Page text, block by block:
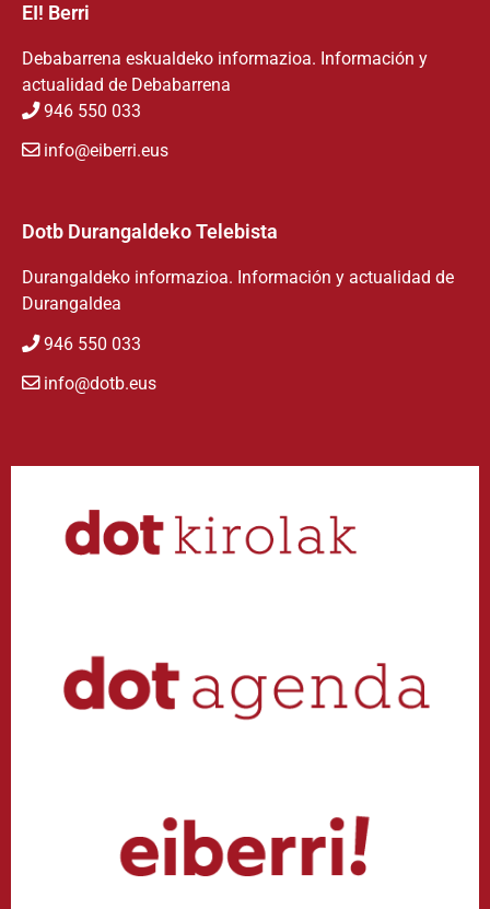
EI! Berri
Debabarrena eskualdeko informazioa. Información y
actualidad de Debabarrena
946 550 033
info@eiberri.eus
Dotb Durangaldeko Telebista
Durangaldeko informazioa. Información y actualidad de
Durangaldea
946 550 033
info@dotb.eus